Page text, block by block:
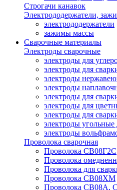
Строгачи канавок
Электрододержатели,
электрододержатели
зажимы массы
Сварочные материалы
Электроды сварочные
электроды для
электроды для
электроды
электроды
электроды для
электроды для
электроды для
электроды угольные
электроды
Проволока сварочная
Проволока СВ08Г2С
Проволока
Проволока для
Проволока СВ08ХМ
Проволока СВ08А,